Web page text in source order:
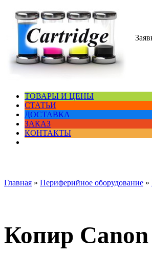
ТОВАРЫ И ЦЕНЫ
СТАТЬИ
ДОСТАВКА
ЗАКАЗ
КОНТАКТЫ
Главная » Периферийное оборудование »
Копир Canon